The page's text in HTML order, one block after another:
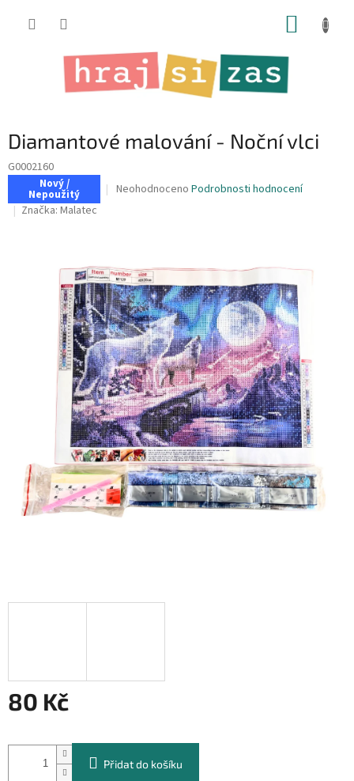
Diamantové malování - Noční vlci
G0002160
Nový /
Nepoužitý
Průměrné
5
hvězdiček.
Neohodnoceno Podrobnosti hodnocení
Značka: Malatec
80 Kč
cena:
Přidat do košíku